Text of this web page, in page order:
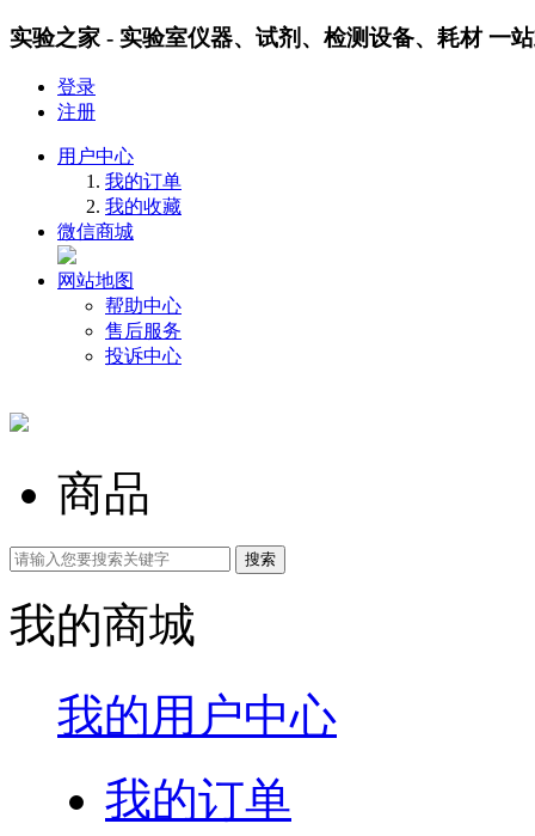
实验之家 - 实验室仪器、试剂、检测设备、耗材 一
登录
注册
用户中心
我的订单
我的收藏
微信商城
网站地图
帮助中心
售后服务
投诉中心
商品
我的商城
我的用户中心
我的订单